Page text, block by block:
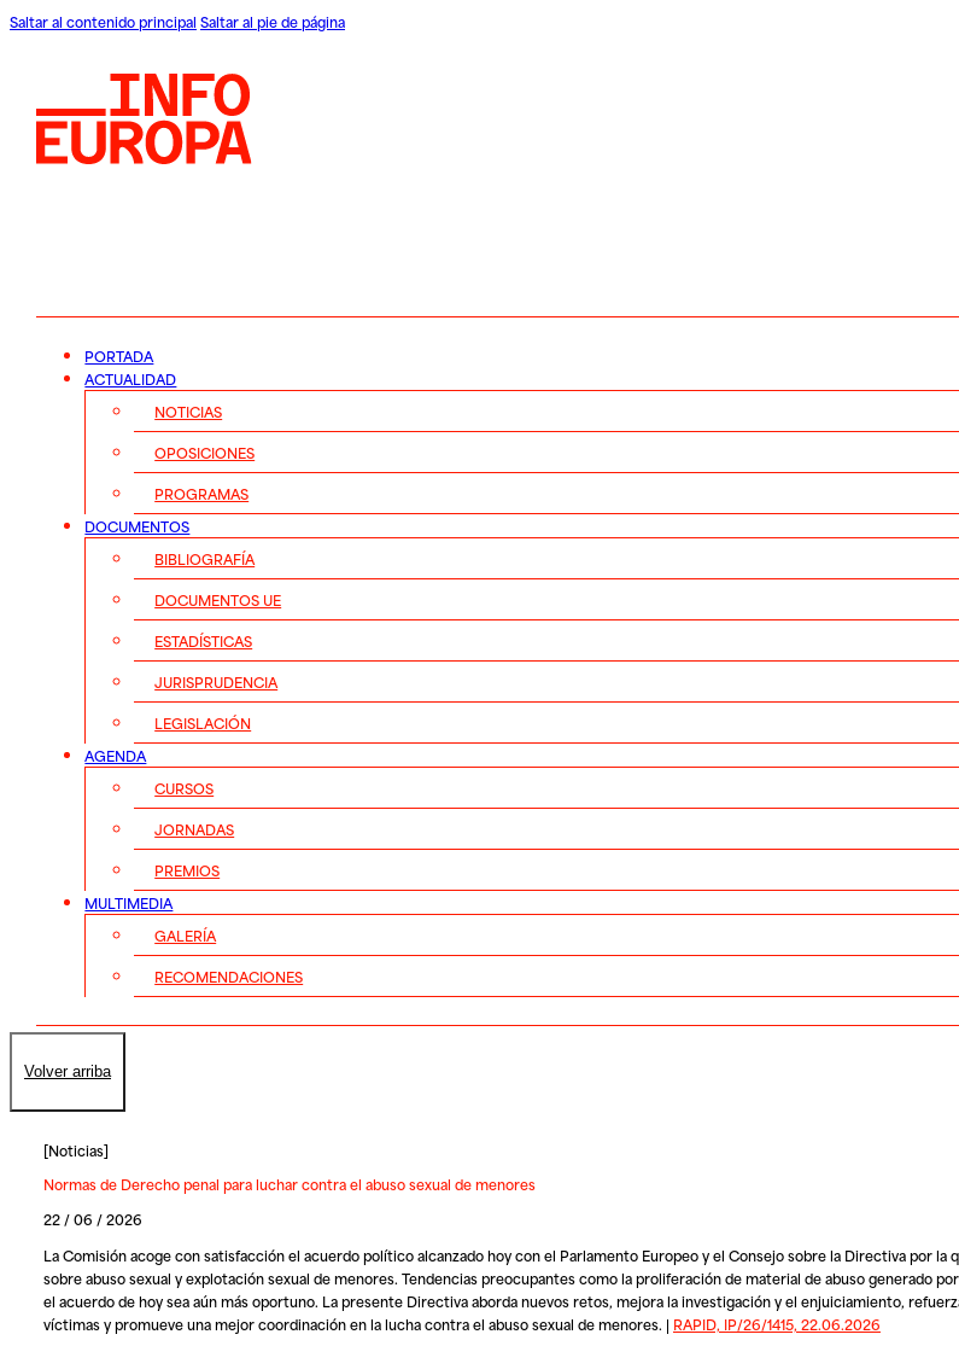
Saltar al contenido principal Saltar al pie de página
PORTADA
ACTUALIDAD
NOTICIAS
OPOSICIONES
PROGRAMAS
DOCUMENTOS
BIBLIOGRAFÍA
DOCUMENTOS UE
ESTADÍSTICAS
JURISPRUDENCIA
LEGISLACIÓN
AGENDA
CURSOS
JORNADAS
PREMIOS
MULTIMEDIA
GALERÍA
RECOMENDACIONES
Volver arriba
[Noticias]
Normas de Derecho penal para luchar contra el abuso sexual de menores
22 / 06 / 2026
La Comisión acoge con satisfacción el acuerdo político alcanzado hoy con el Parlamento Europeo y el Consejo sobre la Directiva por la
sobre abuso sexual y explotación sexual de menores. Tendencias preocupantes como la proliferación de material de abuso generado
el acuerdo de hoy sea aún más oportuno. La presente Directiva aborda nuevos retos, mejora la investigación y el enjuiciamiento,
víctimas y promueve una mejor coordinación en la lucha contra el abuso sexual de menores. | RAPID, IP/26/1415, 22.06.2026